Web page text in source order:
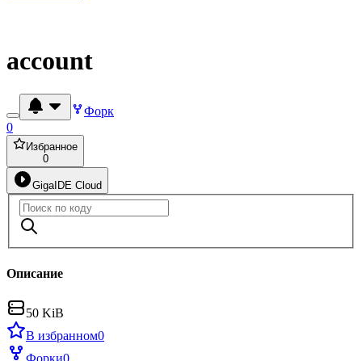
account
Форк
0
Избранное
0
GigaIDE Cloud
Описание
50 KiB
В избранном0
Форки0